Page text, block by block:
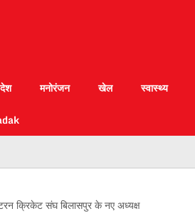
मनोरंजन खेल स्वास्थ्य
क्रिकेट संघ बिलासपुर के नए अध्यक्ष